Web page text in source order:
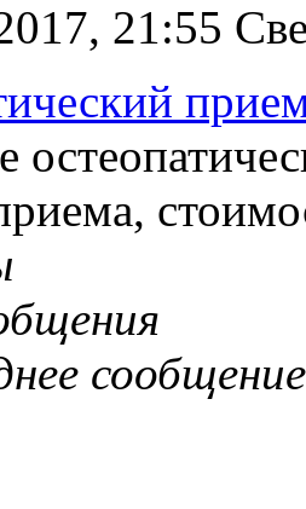
21:55
сообщение